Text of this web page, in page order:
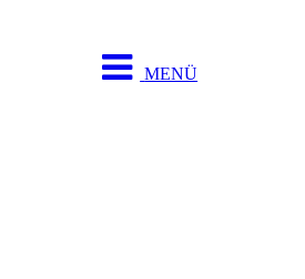
MENÜ